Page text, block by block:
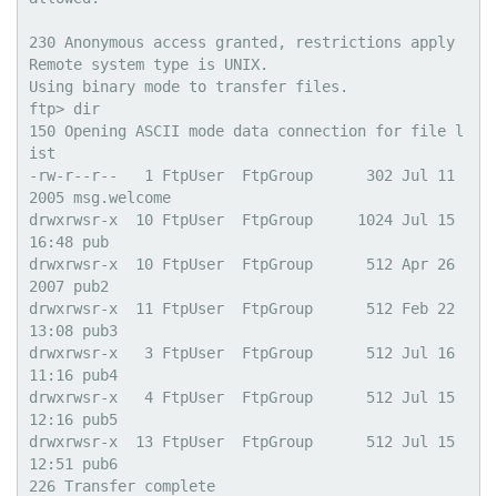
230 Anonymous access granted, restrictions apply
Remote system type is UNIX.
Using binary mode to transfer files.
ftp> dir
150 Opening ASCII mode data connection for file l
ist
-rw-r--r--   1 FtpUser  FtpGroup      302 Jul 11
2005 msg.welcome
drwxrwsr-x  10 FtpUser  FtpGroup     1024 Jul 15
16:48 pub
drwxrwsr-x  10 FtpUser  FtpGroup      512 Apr 26
2007 pub2
drwxrwsr-x  11 FtpUser  FtpGroup      512 Feb 22
13:08 pub3
drwxrwsr-x   3 FtpUser  FtpGroup      512 Jul 16
11:16 pub4
drwxrwsr-x   4 FtpUser  FtpGroup      512 Jul 15
12:16 pub5
drwxrwsr-x  13 FtpUser  FtpGroup      512 Jul 15
12:51 pub6
226 Transfer complete